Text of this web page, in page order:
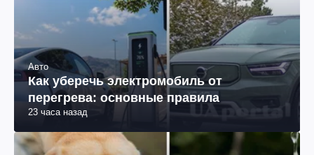
Авто
Как уберечь электромобиль от
перегрева: основные правила